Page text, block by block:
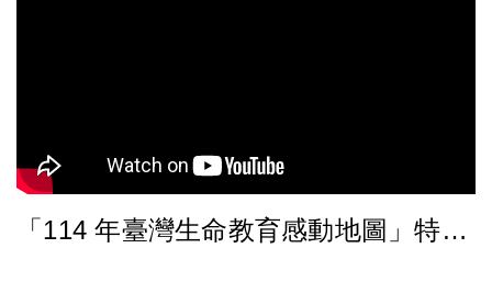
「114 年臺灣生命教育感動地圖」特輯-第十集【情緒導航：從感知到調節的全方位策略】